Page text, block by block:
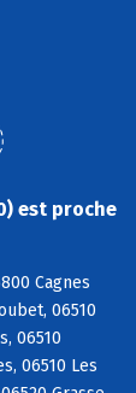
est proche
Cagnes
06510
06510
06510 Les